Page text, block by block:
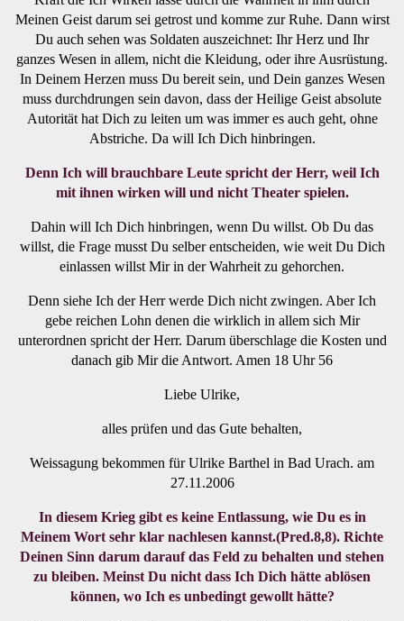
Meinen Geist darum sei getrost und komme zur Ruhe. Dann wirst
Du auch sehen was Soldaten auszeichnet: Ihr Herz und Ihr
ganzes Wesen in allem, nicht die Kleidung, oder ihre Ausrüstung.
In Deinem Herzen muss Du bereit sein, und Dein ganzes Wesen
muss durchdrungen sein davon, dass der Heilige Geist absolute
Autorität hat Dich zu leiten um was immer es auch geht, ohne
Abstriche. Da will Ich Dich hinbringen.
Denn Ich will brauchbare Leute spricht der Herr, weil Ich
mit ihnen wirken will und nicht Theater spielen.
Dahin will Ich Dich hinbringen, wenn Du willst. Ob Du das
willst, die Frage musst Du selber entscheiden, wie weit Du Dich
einlassen willst Mir in der Wahrheit zu gehorchen.
Denn siehe Ich der Herr werde Dich nicht zwingen. Aber Ich
gebe reichen Lohn denen die wirklich in allem sich Mir
unterordnen spricht der Herr. Darum überschlage die Kosten und
danach gib Mir die Antwort. Amen 18 Uhr 56
Liebe Ulrike,
alles prüfen und das Gute behalten,
Weissagung bekommen für Ulrike Barthel in Bad Urach. am
27.11.2006
In diesem Krieg gibt es keine Entlassung, wie Du es in
Meinem Wort sehr klar nachlesen kannst.(Pred.8,8). Richte
Deinen Sinn darum darauf das Feld zu behalten und stehen
zu bleiben. Meinst Du nicht dass Ich Dich hätte ablösen
können, wo Ich es unbedingt gewollt hätte?